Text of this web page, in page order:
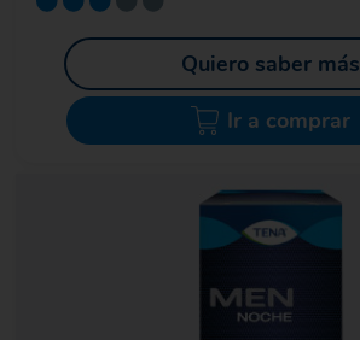
Quiero saber más
Ir a comprar